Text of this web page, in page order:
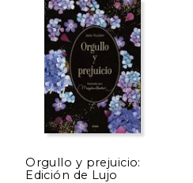
15%
dcto.
$ 20.95
Orgullo y prejuicio:
Edición de Lujo